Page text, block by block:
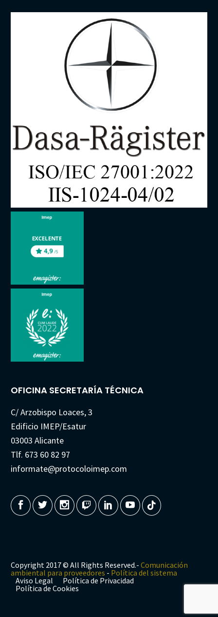
OFICINA SECRETARÍA TÉCNICA
C/ Arzobispo Loaces, 3
Edificio IMEP/Esatur
03003 Alicante
Tlf. 673 60 82 97
informate@protocoloimep.com
Copyright 2017 © All Rights Reserved.-Comunicación
ambiental para proveedores - Política del sistema
Aviso Legal
Política de Privacidad
Política de Cookies